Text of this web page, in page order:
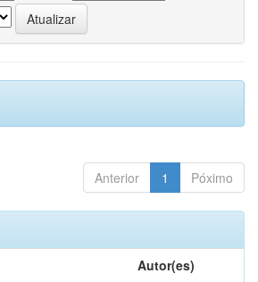
Anterior 1 Póximo
Autor(es)